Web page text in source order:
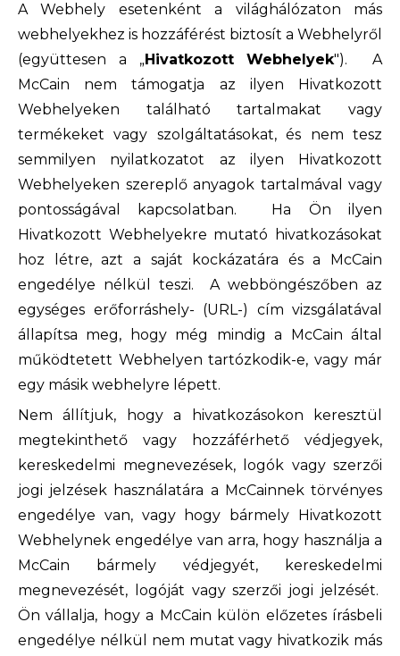
A Webhely esetenként a világhálózaton más
webhelyekhez is hozzáférést biztosít a Webhelyről
(együttesen a „Hivatkozott Webhelyek"). A
McCain nem támogatja az ilyen Hivatkozott
Webhelyeken található tartalmakat vagy
termékeket vagy szolgáltatásokat, és nem tesz
semmilyen nyilatkozatot az ilyen Hivatkozott
Webhelyeken szereplő anyagok tartalmával vagy
pontosságával kapcsolatban. Ha Ön ilyen
Hivatkozott Webhelyekre mutató hivatkozásokat
hoz létre, azt a saját kockázatára és a McCain
engedélye nélkül teszi. A webböngészőben az
egységes erőforráshely- (URL-) cím vizsgálatával
állapítsa meg, hogy még mindig a McCain által
működtetett Webhelyen tartózkodik-e, vagy már
egy másik webhelyre lépett.
Nem állítjuk, hogy a hivatkozásokon keresztül
megtekinthető vagy hozzáférhető védjegyek,
kereskedelmi megnevezések, logók vagy szerzői
jogi jelzések használatára a McCainnek törvényes
engedélye van, vagy hogy bármely Hivatkozott
Webhelynek engedélye van arra, hogy használja a
McCain bármely védjegyét, kereskedelmi
megnevezését, logóját vagy szerzői jogi jelzését.
Ön vállalja, hogy a McCain külön előzetes írásbeli
engedélye nélkül nem mutat vagy hivatkozik más